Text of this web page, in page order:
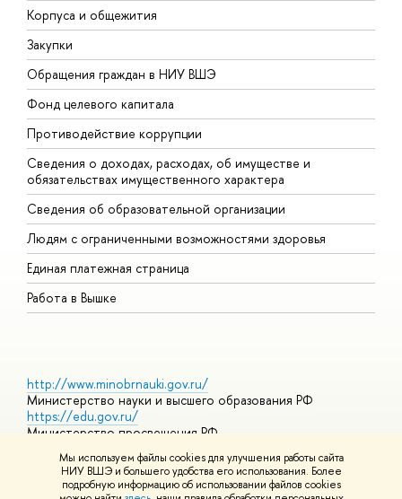
Мы используем файлы cookies для улучшения работы сайта
НИУ ВШЭ и большего удобства его использования. Более
подробную информацию об использовании файлов cookies
Корпуса и общежития
Закупки
Обращения граждан в НИУ ВШЭ
Фонд целевого капитала
Противодействие коррупции
Сведения о доходах, расходах, об имуществе и
обязательствах имущественного характера
Сведения об образовательной организации
Людям с ограниченными возможностями здоровья
Единая платежная страница
Работа в Вышке
http://www.minobrnauki.gov.ru/
Министерство науки и высшего образования РФ
https://edu.gov.ru/
Министерство просвещения РФ
https://elearning.hse.ru/mooc
Массовые открытые онлайн-курсы